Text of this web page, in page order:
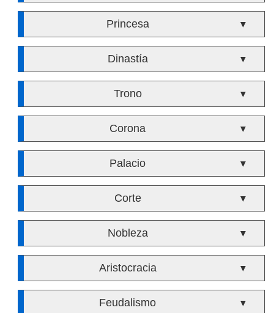
Princesa ▼
Dinastía ▼
Trono ▼
Corona ▼
Palacio ▼
Corte ▼
Nobleza ▼
Aristocracia ▼
Feudalismo ▼